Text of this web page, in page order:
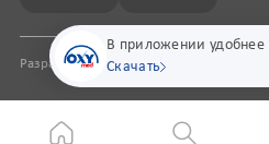
В приложении удобнее
Скачать
Разработка сайтаpharmit.uz